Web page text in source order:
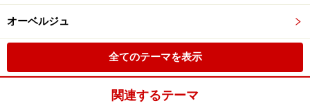
オーベルジュ
全てのテーマを表示
関連するテーマ